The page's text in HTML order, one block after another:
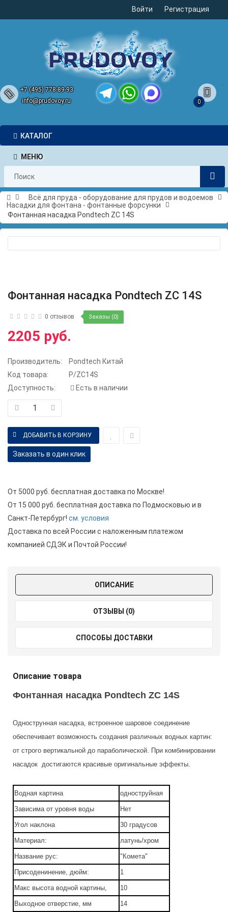
Войти Регистрация
+7 (495) 778-89-93
info@prudovoy.ru
0
КАТАЛОГ
МЕНЮ
Всё для пруда - оборудование для прудов и водоемов
Насадки для фонтана - фонтанные форсунки
Фонтанная насадка Pondtech ZC 14S
Фонтанная насадка Pondtech ZC 14S
0 отзывов Заказы (0)
2205 руб.
Производитель:
Pondtech Китай
Код товара:
P/ZC14S
Доступность:
Есть в наличии
Заказать в один клик
От 5000 руб. бесплатная доставка по Москве!
От 15 000 руб. бесплатная доставка по Подмосковью и в
Санкт-Петербург! см. условия
Доставка по всей России с наложенным платежом
компанией СДЭК и Почтой России!
ОПИСАНИЕ
ОТЗЫВЫ (0)
СПОСОБЫ ДОСТАВКИ
Описание товара
Фонтанная насадка Pondtech ZC 14S
Однострунная насадка, встроенное шаровое соединение
обеспечивает возможность создания различных водных картин:
от строго вертикальной до параболической. При комбинировании
насадок достигаются красивые оригинальные эффекты.
Водная картина одноструйная
Зависима от уровня воды Нет
Угол наклона 30 градусов
Материал: латунь/хром
Название рус: "Комета"
Присоденинение, дюйм: 1
Макс высота водной картины, 10
Выходное отверстие, мм 14